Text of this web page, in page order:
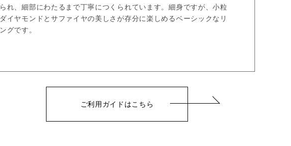
られ、細部にわたるまで丁寧につくられています。細身ですが、小粒
ダイヤモンドとサファイヤの美しさが存分に楽しめるベーシックなリ
ングです。
ご利用ガイドはこちら